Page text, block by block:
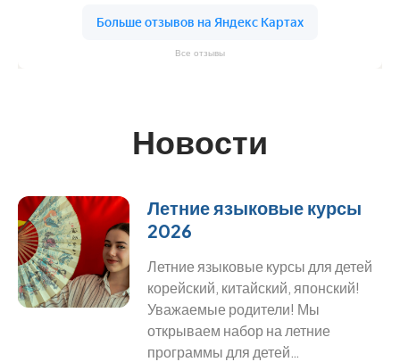
Все отзывы
Новости
Летние языковые курсы
2026
Летние языковые курсы для детей
корейский, китайский, японский!
Уважаемые родители! Мы
открываем набор на летние
программы для детей…